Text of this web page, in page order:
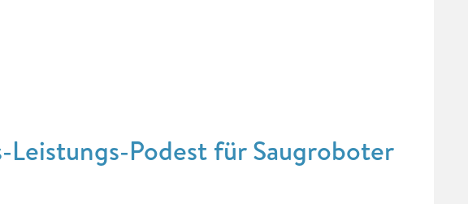
Leistungs-Podest für Saugroboter